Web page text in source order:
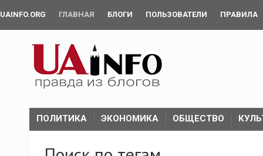
UAINFO.ORG ГЛАВНАЯ БЛОГИ ПОЛЬЗОВАТЕЛИ ПРАВИЛА
ПОЛИТИКА ЭКОНОМИКА ОБЩЕСТВО